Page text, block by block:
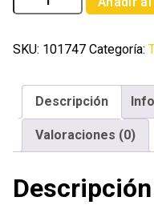
con
carbones
repuesto
para
DES-
cantidad
SKU: 101747 Categoría:
Descripción
Valoraciones (0)
Descripción